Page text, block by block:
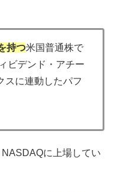
持つ米国普通株で
ビデンド・アチー
スに連動したパフ
に上場してい